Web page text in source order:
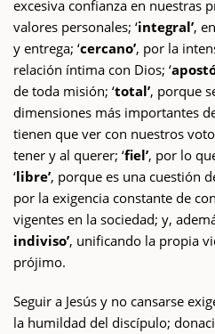
excesiva confianza en nuestras
valores personales; ‘integral’,
y entrega; ‘cercano’, por la
relación íntima con Dios; ‘
de toda misión; ‘total’, porque
dimensiones más importantes
tienen que ver con nuestros
tener y al querer; ‘fiel’, por lo
‘libre’, porque es una cuestión
por la exigencia constante de
vigentes en la sociedad; y,
indiviso’, unificando la propia
prójimo.
Seguir a Jesús y no cansarse
la humildad del discípulo;